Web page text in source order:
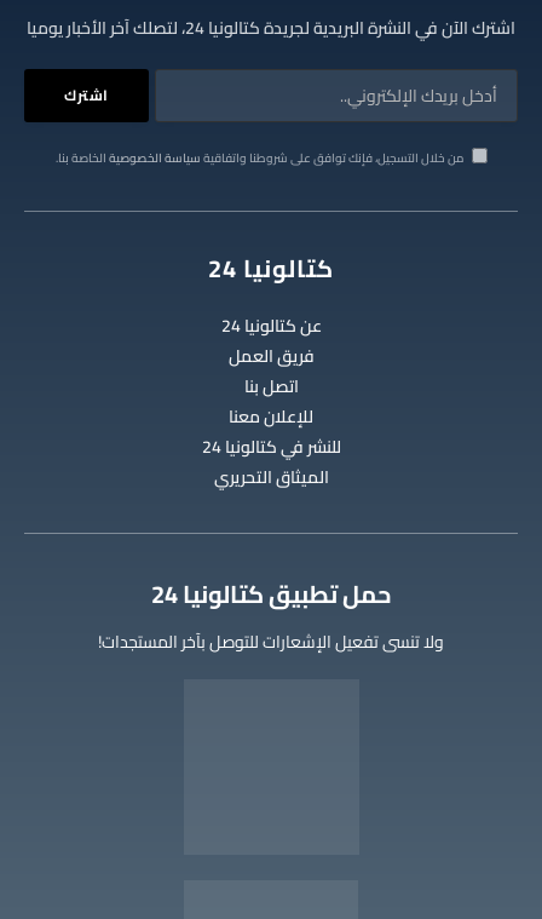
اشترك الآن في النشرة البريدية لجريدة كتالونيا 24، لتصلك آخر الأخبار يوميا
من خلال التسجيل، فإنك توافق على شروطنا واتفاقيةسياسة الخصوصيةالخاصة بنا.
كتالونيا 24
عن كتالونيا 24
فريق العمل
اتصل بنا
للإعلان معنا
للنشر في كتالونيا 24
الميثاق التحريري
‫حمل تطبيق كتالونيا 24
ولا تنسى تفعيل الإشعارات للتوصل بآخر المستجدات!